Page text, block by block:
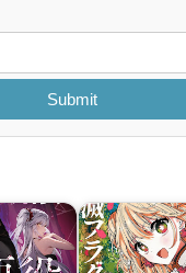
Submit